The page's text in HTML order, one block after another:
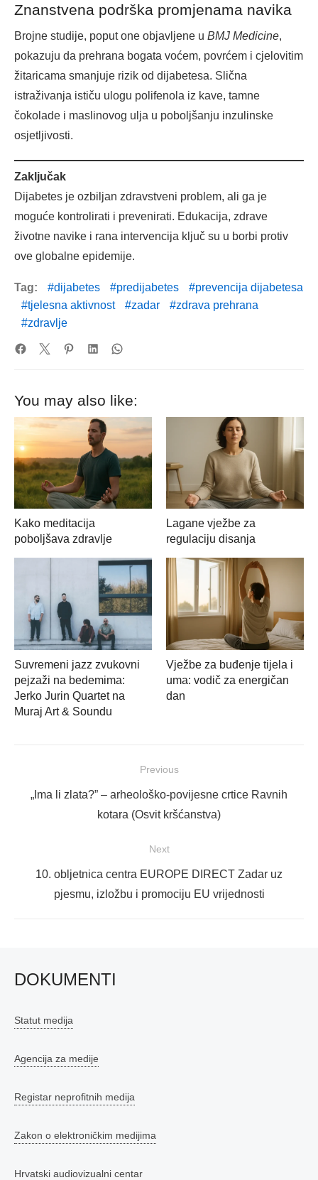
Znanstvena podrška promjenama navika
Brojne studije, poput one objavljene u BMJ Medicine,
pokazuju da prehrana bogata voćem, povrćem i cjelovitim
žitaricama smanjuje rizik od dijabetesa. Slična
istraživanja ističu ulogu polifenola iz kave, tamne
čokolade i maslinovog ulja u poboljšanju inzulinske
osjetljivosti.
Zaključak
Dijabetes je ozbiljan zdravstveni problem, ali ga je
moguće kontrolirati i prevenirati. Edukacija, zdrave
životne navike i rana intervencija ključ su u borbi protiv
ove globalne epidemije.
Tag: dijabetes predijabetes
prevencija dijabetesa
tjelesna aktivnost
zadar
zdrava prehrana
zdravlje
You may also like:
Kako meditacija
poboljšava zdravlje
Lagane vježbe za
regulaciju disanja
Suvremeni jazz zvukovni
pejzaži na bedemima:
Jerko Jurin Quartet na
Muraj Art & Soundu
Vježbe za buđenje tijela i
uma: vodič za energičan
dan
objava
Previous
Previous
„Ima li zlata?” – arheološko-povijesne crtice Ravnih
kotara (Osvit kršćanstva)
Next
Next10. obljetnica centra EUROPE DIRECT Zadar uz
pjesmu, izložbu i promociju EU vrijednosti
DOKUMENTI
Statut medija
Agencija za medije
Registar neprofitnih medija
Zakon o elektroničkim medijima
Hrvatski audiovizualni centar